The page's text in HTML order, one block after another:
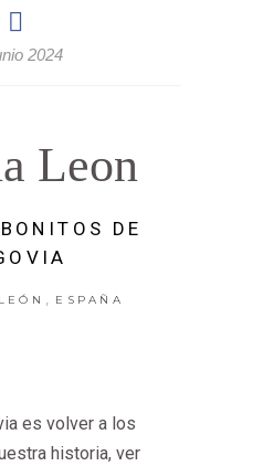
2024
Leon
DE
ESPAÑA
es volver a los
historia, ver